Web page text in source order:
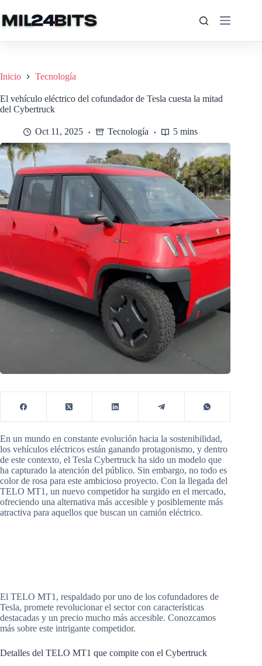
al
contenido
Inicio Tecnología
El vehículo eléctrico del cofundador de Tesla cuesta la mitad
del Cybertruck
Oct 11, 2025 Tecnología 5 mins
En un mundo en constante evolución hacia la sostenibilidad,
los vehículos eléctricos están ganando protagonismo, y dentro
de este contexto, el Tesla Cybertruck ha sido un modelo que
ha capturado la atención del público. Sin embargo, no todo es
color de rosa para este ambicioso proyecto. Con la llegada del
TELO MT1, un nuevo competidor ha surgido en el mercado,
ofreciendo una alternativa más accesible y posiblemente más
atractiva para aquellos que buscan un camión eléctrico.
El TELO MT1, respaldado por uno de los cofundadores de
Tesla, promete revolucionar el sector con características
destacadas y un precio mucho más accesible. Conozcamos
más sobre este intrigante competidor.
Detalles del TELO MT1 que compite con el Cybertruck